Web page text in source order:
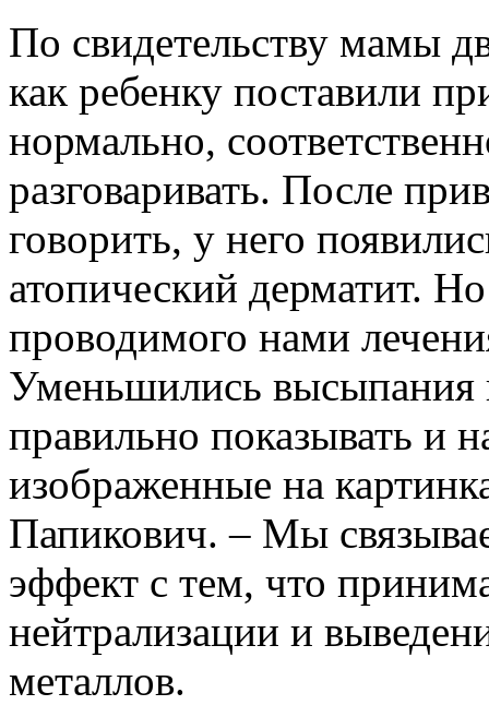
По свидетельству мамы
как ребенку поставили
нормально,
разговаривать. После
говорить, у него
атопический дерматит.
проводимого нами
Уменьшились
правильно показывать и
изображенные на
Папикович. – Мы
эффект с тем, что
нейтрализации и
металлов.